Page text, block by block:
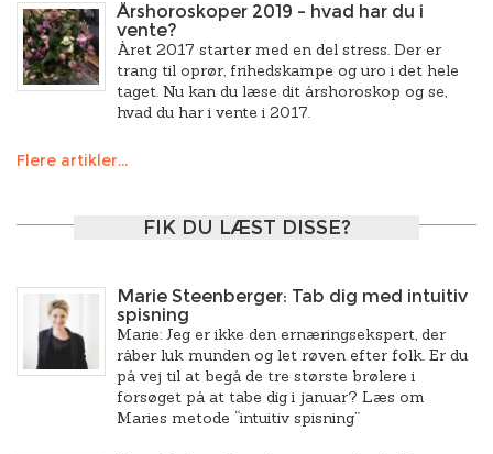
Årshoroskoper 2019 – hvad har du i
vente?
Året 2017 starter med en del stress. Der er
trang til oprør, frihedskampe og uro i det hele
taget. Nu kan du læse dit årshoroskop og se,
hvad du har i vente i 2017.
Flere artikler...
FIK DU LÆST DISSE?
Marie Steenberger: Tab dig med intuitiv
spisning
Marie: Jeg er ikke den ernæringsekspert, der
råber luk munden og let røven efter folk. Er du
på vej til at begå de tre største brølere i
forsøget på at tabe dig i januar? Læs om
Maries metode “intuitiv spisning”